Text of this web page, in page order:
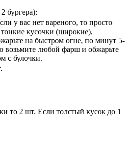
бургера):
у вас нет вареного, то просто
кусочки (широкие),
на быстром огне, по минут 5-
возьмите любой фарш и обжарьте
с булочки.
то 2 шт. Если толстый кусок до 1